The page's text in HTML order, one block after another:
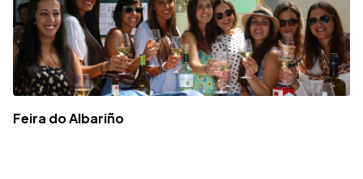
Feira do Albariño